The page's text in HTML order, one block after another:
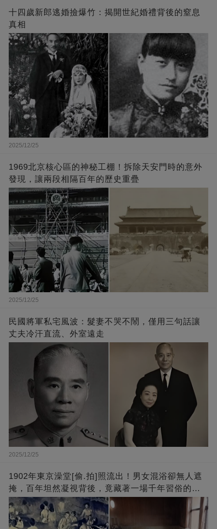
十四歲新郎逃婚撿爆竹：揭開世紀婚禮背後的窒息
真相
2025/12/25
1969北京核心區的神秘工棚！拆除天安門時的意外
發現，讓兩段相隔百年的歷史重疊
2025/12/25
民國將軍私宅風波：髮妻不哭不鬧，僅用三句話讓
丈夫冷汗直流、外室遠走
2025/12/25
1902年東京澡堂[偷.拍]照流出！男女混浴卻無人遮
掩，百年坦然凝視背後，竟藏著一場千年習俗的文
明對決